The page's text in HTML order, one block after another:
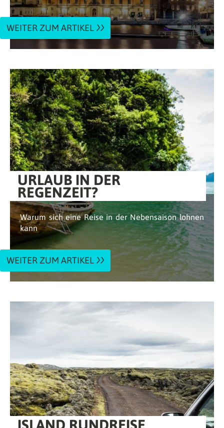
WEITER ZUM ARTIKEL
URLAUB IN DER
REGENZEIT?
Warum sich eine Reise in der Nebensaison lohnen
kann
WEITER ZUM ARTIKEL